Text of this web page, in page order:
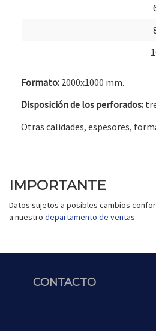
Formato: 2000x1000 mm.
Disposición de los perforados:
Otras calidades, espesores,
IMPORTANTE
Datos sujetos a posibles cambios
a nuestro departamento de ventas
CONTACTO